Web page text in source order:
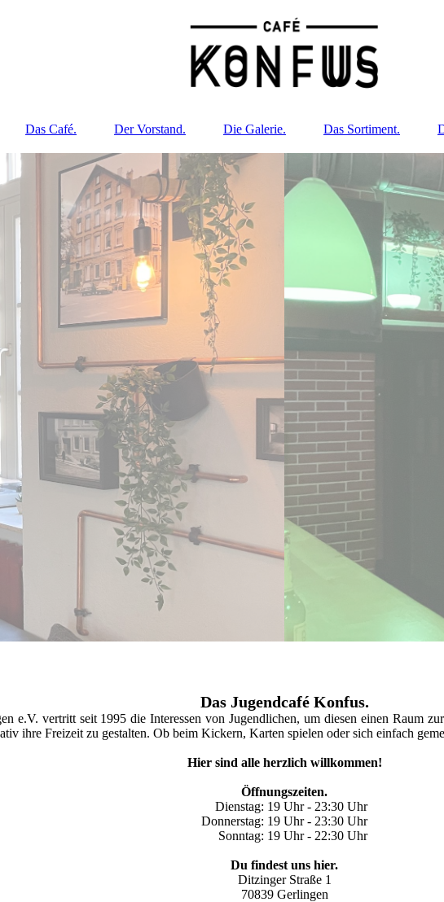
Das Café. Der Vorstand. Die Galerie. Das Sortiment.
Das Jugendcafé Konfus.
e.V. vertritt seit 1995 die Interessen von Jugendlichen, um diesen einen Raum
ihre Freizeit zu gestalten. Ob beim Kickern, Karten spielen oder sich einfach
Hier sind alle herzlich willkommen!
Öffnungszeiten.
Dienstag: 19 Uhr - 23:30 Uhr
Donnerstag: 19 Uhr - 23:30 Uhr
Sonntag: 19 Uhr - 22:30 Uhr
Du findest uns hier.
Ditzinger Straße 1
70839 Gerlingen